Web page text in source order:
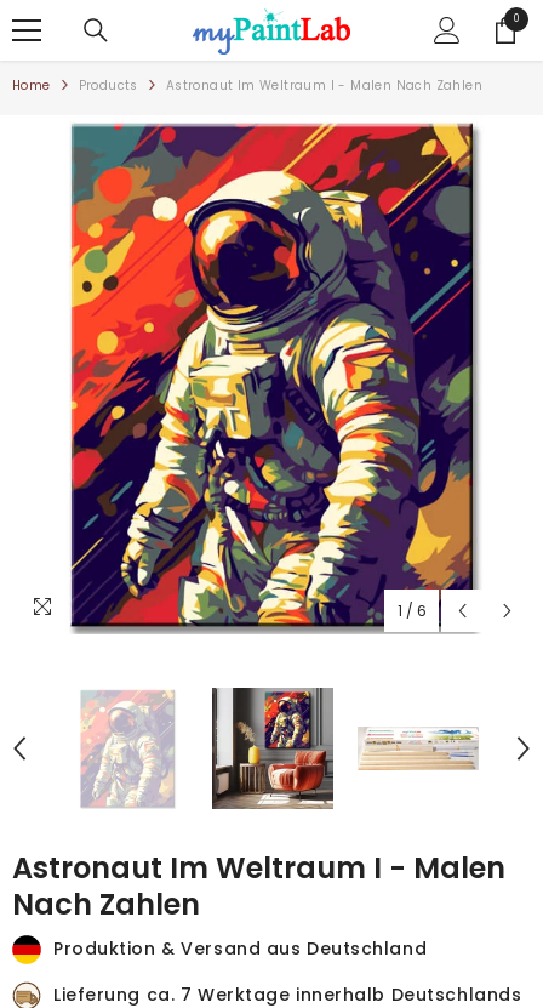
00
Artikel
Home Products Astronaut Im Weltraum I - Malen Nach Zahlen
1 / 6
Astronaut Im Weltraum I - Malen
Nach Zahlen
Produktion & Versand aus Deutschland
Lieferung ca. 7 Werktage innerhalb Deutschlands